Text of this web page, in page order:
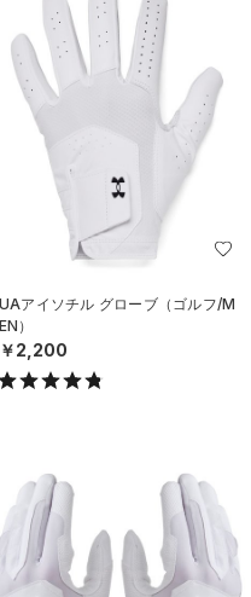
UAアイソチル グローブ（ゴルフ/M
EN）
￥2,200